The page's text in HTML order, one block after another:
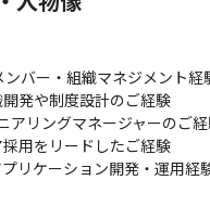
ンバー・組織マネジメント経
発や制度設計のご経験
アリングマネージャーのご
用をリードしたご経験
リケーション開発・運用経